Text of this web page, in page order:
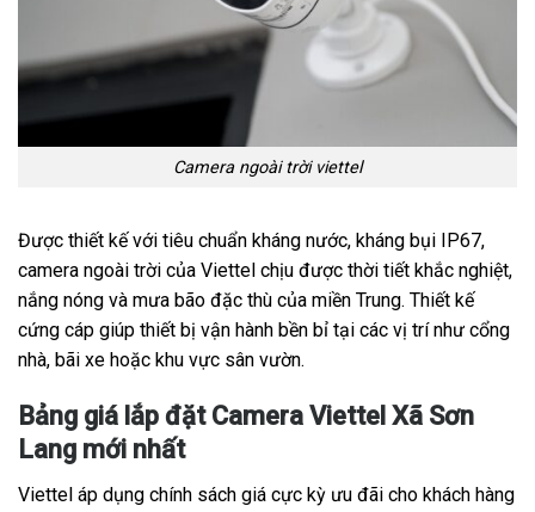
Camera ngoài trời viettel
Được thiết kế với tiêu chuẩn kháng nước, kháng bụi IP67,
camera ngoài trời của Viettel chịu được thời tiết khắc nghiệt,
nắng nóng và mưa bão đặc thù của miền Trung. Thiết kế
cứng cáp giúp thiết bị vận hành bền bỉ tại các vị trí như cổng
nhà, bãi xe hoặc khu vực sân vườn.
Bảng giá lắp đặt Camera Viettel Xã Sơn
Lang mới nhất
Viettel áp dụng chính sách giá cực kỳ ưu đãi cho khách hàng